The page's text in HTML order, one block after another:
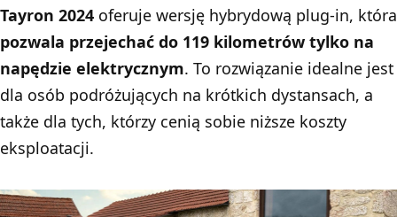
Tayron 2024 oferuje wersję hybrydową plug-in, która
pozwala przejechać do 119 kilometrów tylko na
napędzie elektrycznym. To rozwiązanie idealne jest
dla osób podróżujących na krótkich dystansach, a
także dla tych, którzy cenią sobie niższe koszty
eksploatacji.